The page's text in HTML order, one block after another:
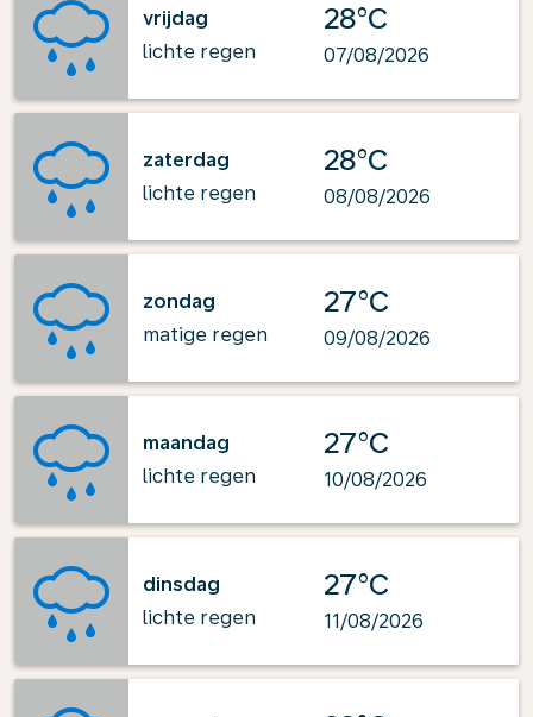
vrijdag
lichte regen
28°C
07/08/2026
zaterdag
lichte regen
28°C
08/08/2026
zondag
matige regen
27°C
09/08/2026
maandag
lichte regen
27°C
10/08/2026
dinsdag
lichte regen
27°C
11/08/2026